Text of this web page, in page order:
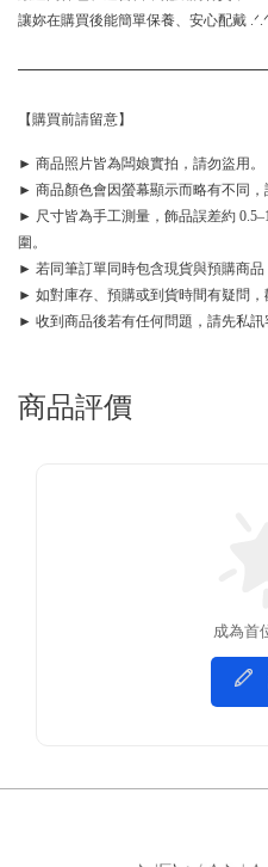
讓妳在購買後能簡單保養、安心配戴 .ᐟ.ᐟ
【購買前請留意】
► 商品照片皆為闆娘實拍，請勿盜用。
► 商品顏色會因螢幕顯示而略有不同，
► 尺寸皆為手工測量，飾品誤差約
圍。
► 若同筆訂單同時包含現貨與預購商品
► 如對庫存、預購或到貨時間有疑問，
► 收到商品後若有任何問題，請先私訊
商品評價
成為首